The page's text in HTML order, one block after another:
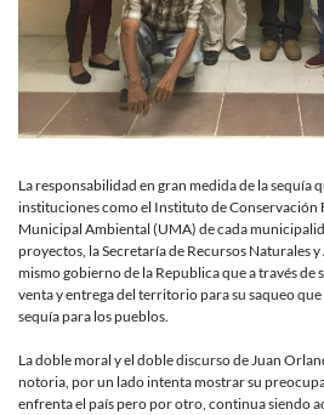
La responsabilidad en gran medida de la sequía
instituciones como el Instituto de Conservación
Municipal Ambiental (UMA) de cada
proyectos, la Secretaría de Recursos Naturales
mismo gobierno de la Republica que a través
venta y entrega del territorio para su saqueo
sequía para los pueblos.
La doble moral y el doble discurso de Juan
notoria, por un lado intenta mostrar su
enfrenta el país pero por otro, continua siendo